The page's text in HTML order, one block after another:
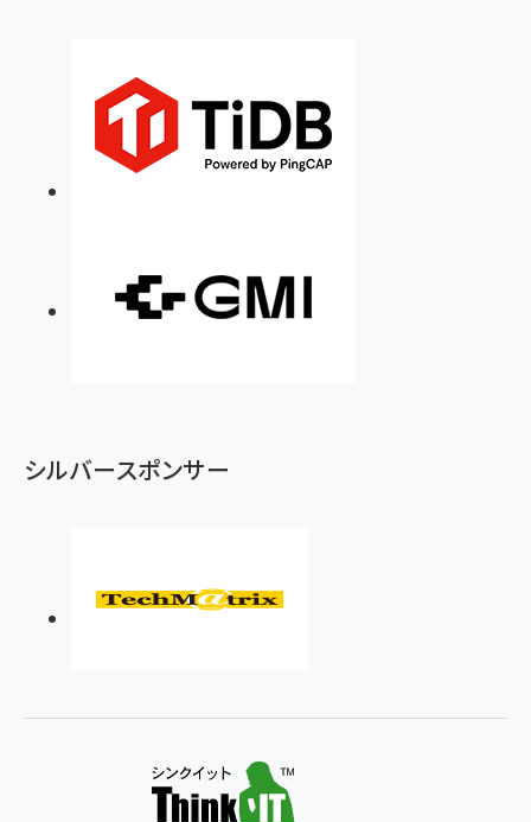
シルバースポンサー